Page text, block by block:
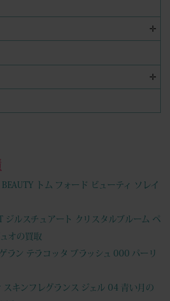
✛
✛
BEAUTY トム フォード ビューティ ソレイ
ジルスチュアート クリスタルブルーム ペ
オの買取
ラン テラコッタ ブラッシュ 000 パーリ
スキンフレグランス ジェル 04 青い月の